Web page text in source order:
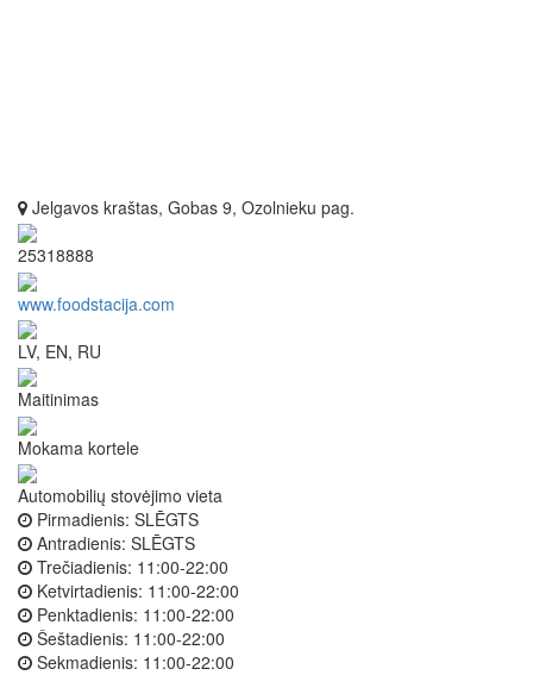
Jelgavos kraštas, Gobas 9, Ozolnieku pag.
25318888
www.foodstacija.com
LV, EN, RU
Maitinimas
Mokama kortele
Automobilių stovėjimo vieta
Pirmadienis: SLĒGTS
Antradienis: SLĒGTS
Trečiadienis: 11:00-22:00
Ketvirtadienis: 11:00-22:00
Penktadienis: 11:00-22:00
Šeštadienis: 11:00-22:00
Sekmadienis: 11:00-22:00